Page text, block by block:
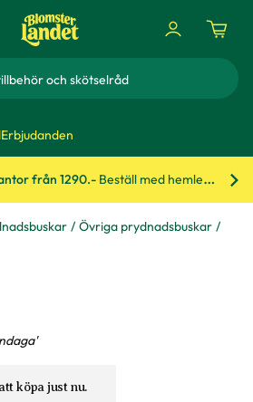
Erbjudanden
från 1290.- Beställ med hemleverans!
Övriga prydnadsbuskar
köpa just nu.